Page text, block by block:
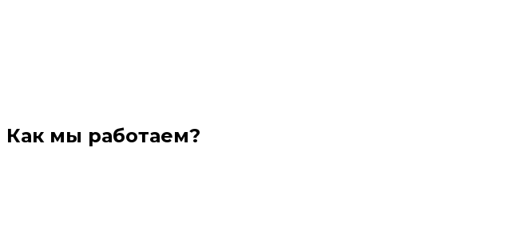
Как мы работаем?